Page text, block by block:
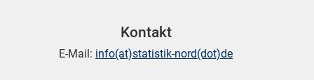
Kontakt
E-Mail: info(at)statistik-nord(dot)de